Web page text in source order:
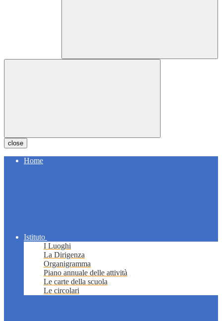
close
Home
Istituto
I Luoghi
La Dirigenza
Organigramma
Piano annuale delle attività
Le carte della scuola
Le circolari